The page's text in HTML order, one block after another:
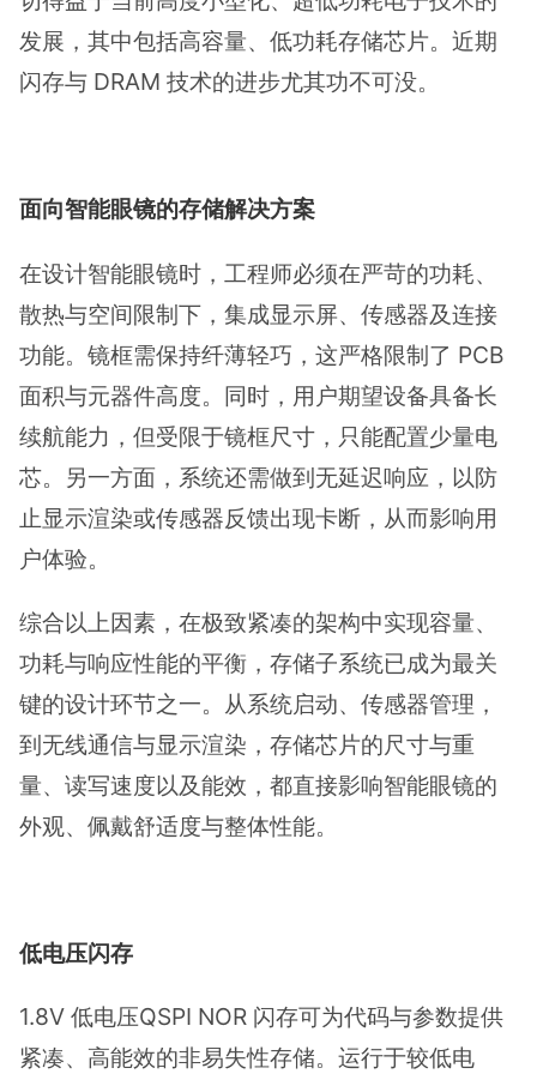
发展，其中包括高容量、低功耗存储芯片。近期
闪存与 DRAM 技术的进步尤其功不可没。
面向智能眼镜的存储解决方案
在设计智能眼镜时，工程师必须在严苛的功耗、
散热与空间限制下，集成显示屏、传感器及连接
功能。镜框需保持纤薄轻巧，这严格限制了 PCB
面积与元器件高度。同时，用户期望设备具备长
续航能力，但受限于镜框尺寸，只能配置少量电
芯。另一方面，系统还需做到无延迟响应，以防
止显示渲染或传感器反馈出现卡断，从而影响用
户体验。
综合以上因素，在极致紧凑的架构中实现容量、
功耗与响应性能的平衡，存储子系统已成为最关
键的设计环节之一。从系统启动、传感器管理，
到无线通信与显示渲染，存储芯片的尺寸与重
量、读写速度以及能效，都直接影响智能眼镜的
外观、佩戴舒适度与整体性能。
低电压闪存
1.8V 低电压QSPI NOR 闪存可为代码与参数提供
紧凑、高能效的非易失性存储。运行于较低电